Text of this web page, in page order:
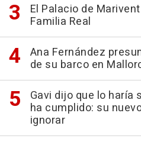
El Palacio de
Familia Real
Ana Fernández
de su barco en
Gavi dijo que lo haría
ha cumplido: su
ignorar